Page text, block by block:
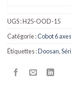
UGS :H25-OOD-15
Catégorie :Cobot 6 axes
Étiquettes :Doosan,